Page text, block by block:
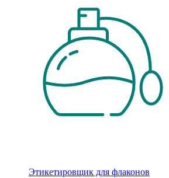
Этикетировщик для флаконов